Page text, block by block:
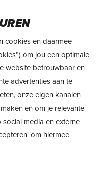
X
X Trail
cookies en daarmee
om jou een optimale
website betrouwbaar en
advertenties aan te
onze eigen kanalen
en om je relevante
media en externe
om hiermee